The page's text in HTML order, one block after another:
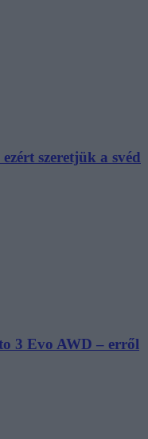
szeretjük a svéd
3 Evo AWD – erről